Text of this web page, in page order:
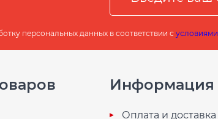
персональных данных в соответствии с условиями
Информация
Оплата и доставка